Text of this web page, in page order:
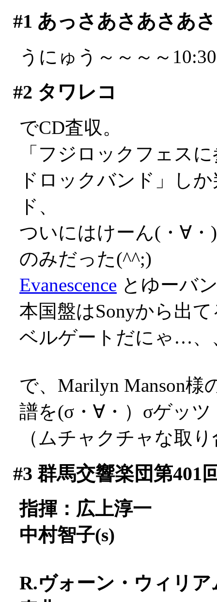
#1 あっさあさあさあ
うにゅう～～～～
#2 タワレコ
でCD査収。
「フジロックフェス
ドロックバンド」し
ド、
ついにはけーん(・∀
のみだった(^^;)
Evanescence とゆーバ
本国盤はSonyから出
ベルゲートだにゃ…、
で、Marilyn Manson
譜を(σ・∀・）σゲッツ
（ムチャクチャな取
#3 群馬交響楽団第401
指揮：広上淳一
中村智子(s)
R.ヴォーン・ウィリ